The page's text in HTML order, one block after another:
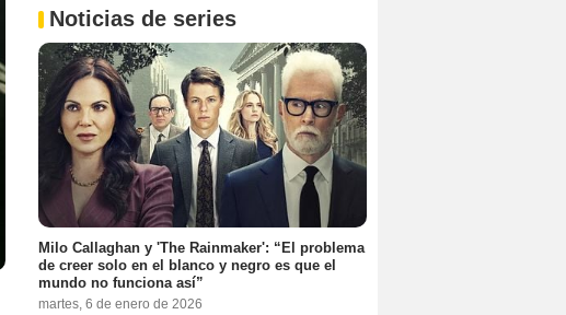
Noticias de series
Milo Callaghan y 'The Rainmaker': “El problema
de creer solo en el blanco y negro es que el
mundo no funciona así”
martes, 6 de enero de 2026